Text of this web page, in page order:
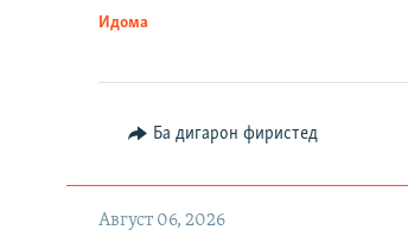
Идома
Ба дигарон фиристед
Август 06, 2026